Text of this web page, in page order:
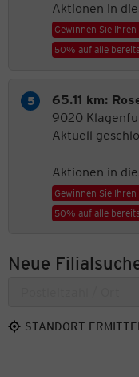
Aktionen in
Gewinnen Sie Ihren
50% auf alle
65.11 km:
9020
Aktuell
Aktionen in
Gewinnen Sie Ihren
50% auf alle
Neue
STANDORT